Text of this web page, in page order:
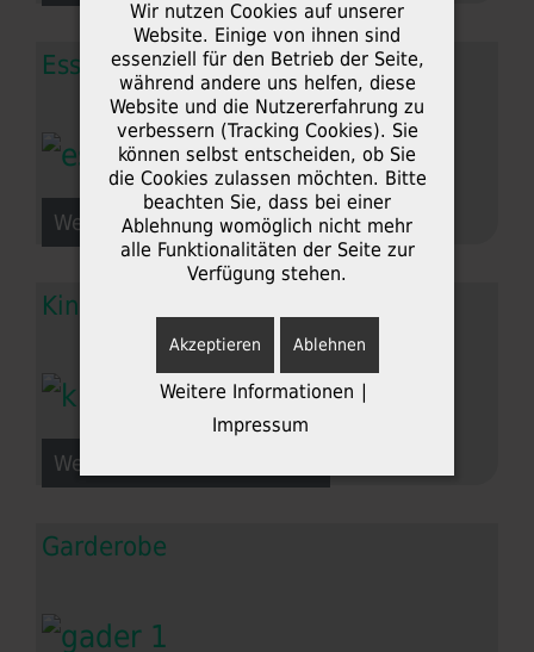
Esszimmer
Weiterlesen: Esszimmer
Kinderzimmer
Weiterlesen: Kinderzimmer
Garderobe
Wir nutzen Cookies auf unserer
Website. Einige von ihnen sind
essenziell für den Betrieb der Seite,
während andere uns helfen, diese
Website und die Nutzererfahrung zu
verbessern (Tracking Cookies). Sie
können selbst entscheiden, ob Sie
die Cookies zulassen möchten. Bitte
beachten Sie, dass bei einer
Ablehnung womöglich nicht mehr
alle Funktionalitäten der Seite zur
Verfügung stehen.
Akzeptieren Ablehnen
Weitere Informationen |
Impressum